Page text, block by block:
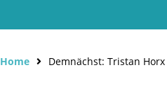
Home Demnächst: Tristan